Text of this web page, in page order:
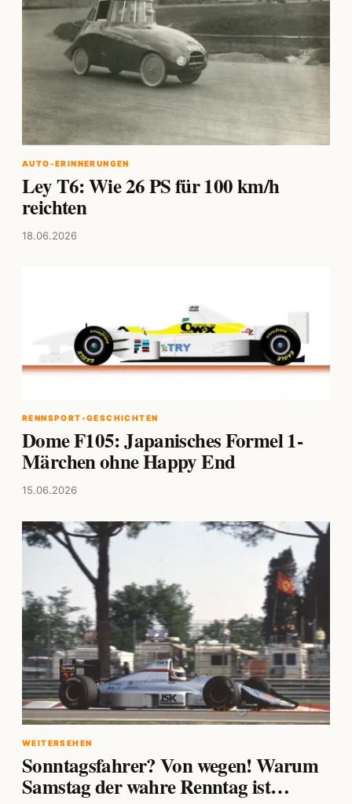
AUTO-ERINNERUNGEN
Ley T6: Wie 26 PS für 100 km/h
reichten
18.06.2026
RENNSPORT-GESCHICHTEN
Dome F105: Japanisches Formel 1-
Märchen ohne Happy End
15.06.2026
WEITERSEHEN
Sonntagsfahrer? Von wegen! Warum
Samstag der wahre Renntag ist…